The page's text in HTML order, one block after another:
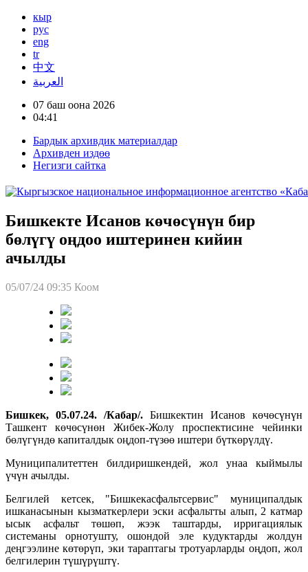
кыр
рус
eng
tr
中文
العربية
07 баш оона 2026
04:41
Бардык архивдик материалдар
Архивден издөө
Негизги сайтка
Бишкекте Исанов көчөсүнүн бир
бөлүгү оңдоо иштеринен кийин
ачылды
05/07/24 09:35 Коом
Бишкек, 05.07.24. /Кабар/. Бишкектин Исанов көчөсүнүн
Ташкент көчөсүнөн Жибек-Жолу проспектисине чейинки
бөлүгүндө капиталдык оңдоп-түзөө иштери бүткөрүлдү.
Муниципалитеттен билдиришкендей, жол унаа кыймылы
үчүн ачылды.
Белгилей кетсек, "Бишкекасфальтсервис" муниципалдык
ишканасынын кызматкерлери эски асфальтты алып, 2 катмар
ысык асфальт төшөп, жээк таштарды, ирригациялык
системаны орнотушту, ошондой эле кудуктарды жолдун
деңгээлине көтөрүп, эки тараптагы тротуарларды оңдоп, жол
белгилерин түшүрүштү.